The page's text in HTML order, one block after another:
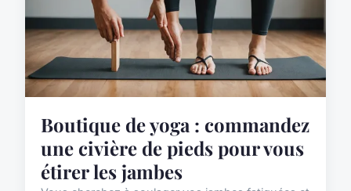
Boutique de yoga : commandez
une civière de pieds pour vous
étirer les jambes